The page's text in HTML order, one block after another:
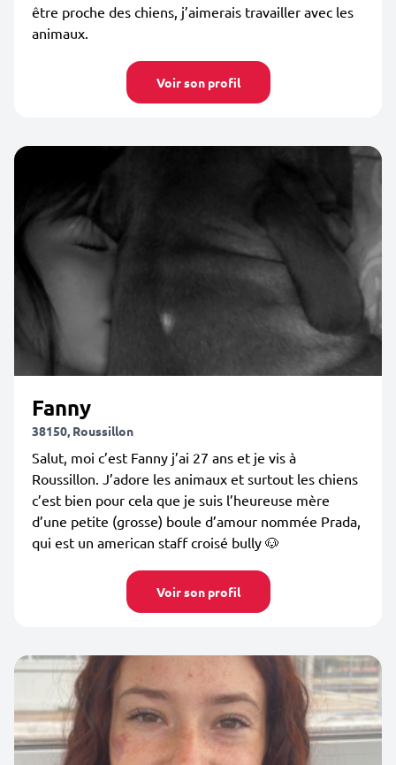
être proche des chiens, j’aimerais travailler avec les
animaux.
Voir son profil
Fanny
38150, Roussillon
Salut, moi c’est Fanny j’ai 27 ans et je vis à
Roussillon. J’adore les animaux et surtout les chiens
c’est bien pour cela que je suis l’heureuse mère
d’une petite (grosse) boule d’amour nommée Prada,
qui est un american staff croisé bully 🐶
Voir son profil